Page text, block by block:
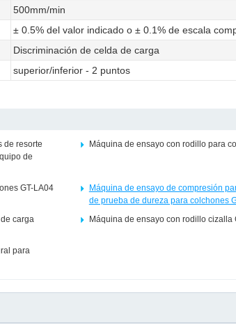
500mm/min
± 0.5% del valor indicado o ± 0.1% de escala
Discriminación de celda de carga
superior/inferior - 2 puntos
de resorte
de
Máquina de ensayo con rodillo para
GT-LA04
Máquina de ensayo de compresión
de prueba de dureza para colchones
carga
Máquina de ensayo con rodillo cizalla
para